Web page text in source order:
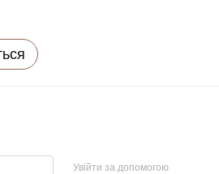
Увійти за допомогою